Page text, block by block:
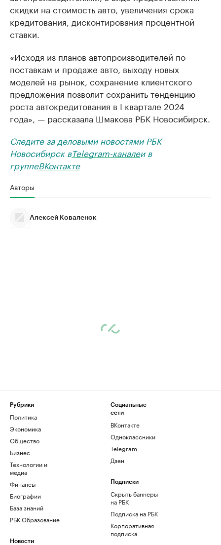
скидки на стоимость авто, увеличения срока
кредитования, дисконтирования процентной
ставки.
«Исходя из планов автопроизводителей по
поставкам и продаже авто, выходу новых
моделей на рынок, сохранение клиентского
предложения позволит сохранить тенденцию
роста автокредитования в I квартале 2024
года», — рассказала Шмакова РБК Новосибирск.
Следите за деловыми новостями РБК
Новосибирск вTelegram-каналеи в
группеВКонтакте
Авторы
Алексей Коваленок
Рубрики
Политика
Экономика
Общество
Бизнес
Технологии и
медиа
Финансы
Биографии
База знаний
РБК Образование
Новости
Социальные
сети
ВКонтакте
Одноклассники
Telegram
Дзен
Подписки
Скрыть баннеры
на РБК
Подписка на РБК
Корпоративная
подписка